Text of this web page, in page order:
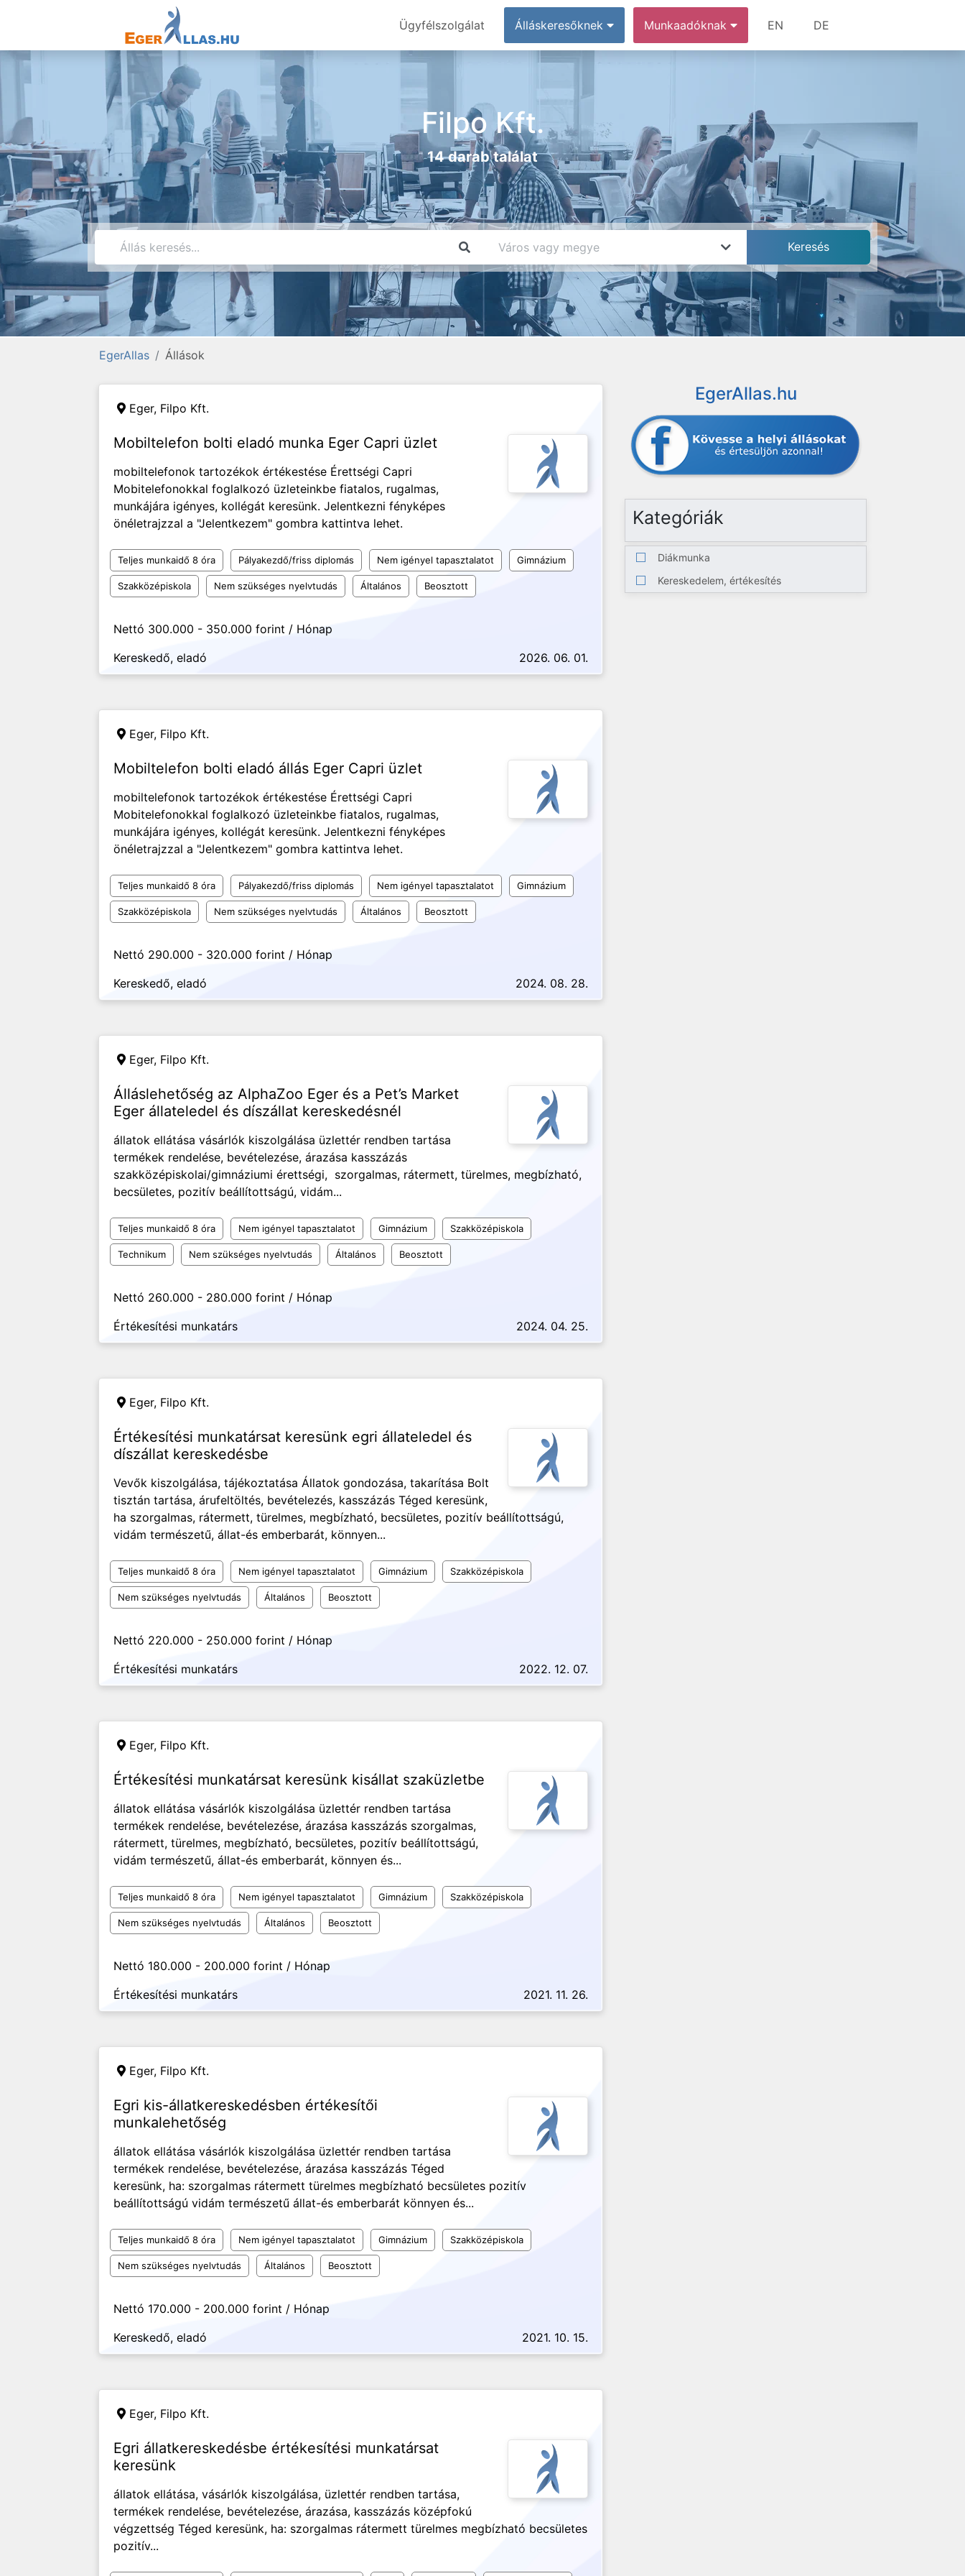
Ügyfélszolgálat Álláskeresőknek Munkaadóknak EN DE
Filpo Kft.
14 darab találat
EgerAllas Állások
Eger, Filpo Kft.
Mobiltelefon bolti eladó munka Eger Capri üzlet
mobiltelefonok tartozékok értékestése Érettségi Capri
Mobitelefonokkal foglalkozó üzleteinkbe fiatalos, rugalmas,
munkájára igényes, kollégát keresünk. Jelentkezni fényképes
önéletrajzzal a "Jelentkezem" gombra kattintva lehet.
Teljes munkaidő 8 óra Pályakezdő/friss diplomás Nem igényel tapasztalatot Gimnázium
Szakközépiskola Nem szükséges nyelvtudás Általános Beosztott
Nettó 300.000 - 350.000 forint / Hónap
Kereskedő, eladó
2026. 06. 01.
Eger, Filpo Kft.
Mobiltelefon bolti eladó állás Eger Capri üzlet
mobiltelefonok tartozékok értékestése Érettségi Capri
Mobitelefonokkal foglalkozó üzleteinkbe fiatalos, rugalmas,
munkájára igényes, kollégát keresünk. Jelentkezni fényképes
önéletrajzzal a "Jelentkezem" gombra kattintva lehet.
Teljes munkaidő 8 óra Pályakezdő/friss diplomás Nem igényel tapasztalatot Gimnázium
Szakközépiskola Nem szükséges nyelvtudás Általános Beosztott
Nettó 290.000 - 320.000 forint / Hónap
Kereskedő, eladó
2024. 08. 28.
Eger, Filpo Kft.
Álláslehetőség az AlphaZoo Eger és a Pet’s Market
Eger állateledel és díszállat kereskedésnél
állatok ellátása vásárlók kiszolgálása üzlettér rendben tartása
termékek rendelése, bevételezése, árazása kasszázás
szakközépiskolai/gimnáziumi érettségi, szorgalmas, rátermett, türelmes, megbízható,
becsületes, pozitív beállítottságú, vidám...
Teljes munkaidő 8 óra Nem igényel tapasztalatot Gimnázium Szakközépiskola
Technikum Nem szükséges nyelvtudás Általános Beosztott
Nettó 260.000 - 280.000 forint / Hónap
Értékesítési munkatárs
2024. 04. 25.
Eger, Filpo Kft.
Értékesítési munkatársat keresünk egri állateledel és
díszállat kereskedésbe
Vevők kiszolgálása, tájékoztatása Állatok gondozása, takarítása Bolt
tisztán tartása, árufeltöltés, bevételezés, kasszázás Téged keresünk,
ha szorgalmas, rátermett, türelmes, megbízható, becsületes, pozitív beállítottságú,
vidám természetű, állat-és emberbarát, könnyen...
Teljes munkaidő 8 óra Nem igényel tapasztalatot Gimnázium Szakközépiskola
Nem szükséges nyelvtudás Általános Beosztott
Nettó 220.000 - 250.000 forint / Hónap
Értékesítési munkatárs
2022. 12. 07.
Eger, Filpo Kft.
Értékesítési munkatársat keresünk kisállat szaküzletbe
állatok ellátása vásárlók kiszolgálása üzlettér rendben tartása
termékek rendelése, bevételezése, árazása kasszázás szorgalmas,
rátermett, türelmes, megbízható, becsületes, pozitív beállítottságú,
vidám természetű, állat-és emberbarát, könnyen és...
Teljes munkaidő 8 óra Nem igényel tapasztalatot Gimnázium Szakközépiskola
Nem szükséges nyelvtudás Általános Beosztott
Nettó 180.000 - 200.000 forint / Hónap
Értékesítési munkatárs
2021. 11. 26.
Eger, Filpo Kft.
Egri kis-állatkereskedésben értékesítői
munkalehetőség
állatok ellátása vásárlók kiszolgálása üzlettér rendben tartása
termékek rendelése, bevételezése, árazása kasszázás Téged
keresünk, ha: szorgalmas rátermett türelmes megbízható becsületes pozitív
beállítottságú vidám természetű állat-és emberbarát könnyen és...
Teljes munkaidő 8 óra Nem igényel tapasztalatot Gimnázium Szakközépiskola
Nem szükséges nyelvtudás Általános Beosztott
Nettó 170.000 - 200.000 forint / Hónap
Kereskedő, eladó
2021. 10. 15.
Eger, Filpo Kft.
Egri állatkereskedésbe értékesítési munkatársat
keresünk
állatok ellátása, vásárlók kiszolgálása, üzlettér rendben tartása,
termékek rendelése, bevételezése, árazása, kasszázás középfokú
végzettség Téged keresünk, ha: szorgalmas rátermett türelmes megbízható becsületes
pozitív...
EgerAllas.hu
Kategóriák
Diákmunka
Kereskedelem, értékesítés